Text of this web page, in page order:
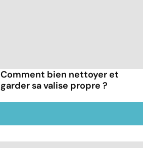
Comment bien nettoyer et
garder sa valise propre ?